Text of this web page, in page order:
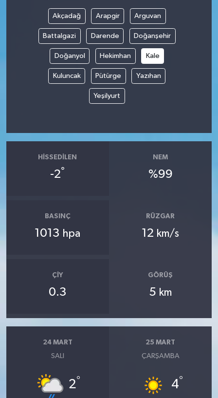
Akçadağ Arapgir Arguvan
Battalgazi Darende Doğanşehir
Doğanyol Hekimhan Kale
Kuluncak Pütürge Yazıhan
Yeşilyurt
HISSEDILEN
-2°
NEM
%99
BASINÇ
1013 hpa
RÜZGAR
12 km/s
ÇIY
0.3
GÖRÜŞ
5 km
24 MART
SALI
2°
25 MART
ÇARŞAMBA
4°